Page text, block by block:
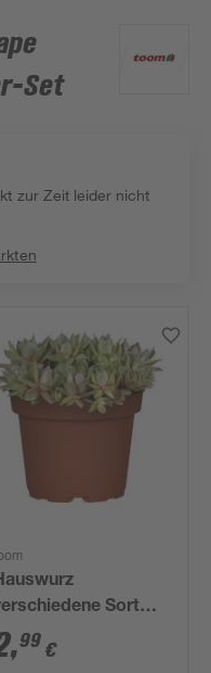
Set
zur Zeit leider nicht
Sorten
cm Topf
,99 €